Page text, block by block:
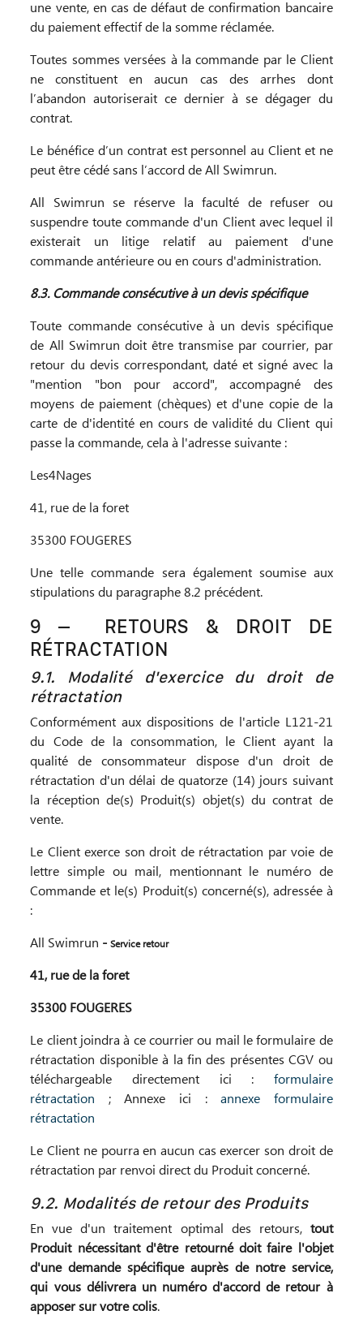
une vente, en cas de défaut de confirmation bancaire
du paiement effectif de la somme réclamée.
Toutes sommes versées à la commande par le Client
ne constituent en aucun cas des arrhes dont
l’abandon autoriserait ce dernier à se dégager du
contrat.
Le bénéfice d’un contrat est personnel au Client et ne
peut être cédé sans l’accord de All Swimrun.
All Swimrun se réserve la faculté de refuser ou
suspendre toute commande d'un Client avec lequel il
existerait un litige relatif au paiement d'une
commande antérieure ou en cours d'administration.
8.3. Commande consécutive à un devis spécifique
Toute commande consécutive à un devis spécifique
de All Swimrun doit être transmise par courrier, par
retour du devis correspondant, daté et signé avec la
"mention "bon pour accord", accompagné des
moyens de paiement (chèques) et d'une copie de la
carte de d'identité en cours de validité du Client qui
passe la commande, cela à l'adresse suivante :
Les4Nages
41, rue de la foret
35300 FOUGERES
Une telle commande sera également soumise aux
stipulations du paragraphe 8.2 précédent.
9 – RETOURS & DROIT DE
RÉTRACTATION
9.1. Modalité d'exercice du droit de
rétractation
Conformément aux dispositions de l'article L121-21
du Code de la consommation, le Client ayant la
qualité de consommateur dispose d'un droit de
rétractation d'un délai de quatorze (14) jours suivant
la réception de(s) Produit(s) objet(s) du contrat de
vente.
Le Client exerce son droit de rétractation par voie de
lettre simple ou mail, mentionnant le numéro de
Commande et le(s) Produit(s) concerné(s), adressée à
:
All Swimrun -Service retour
41, rue de la foret
35300 FOUGERES
Le client joindra à ce courrier ou mail le formulaire de
rétractation disponible à la fin des présentes CGV ou
téléchargeable directement ici : formulaire
rétractation ; Annexe ici :annexe formulaire
rétractation
Le Client ne pourra en aucun cas exercer son droit de
rétractation par renvoi direct du Produit concerné.
9.2. Modalités de retour des Produits
En vue d'un traitement optimal des retours, tout
Produit nécessitant d'être retourné doit faire l'objet
d'une demande spécifique auprès de notre service,
qui vous délivrera un numéro d'accord de retour à
apposer sur votre colis.